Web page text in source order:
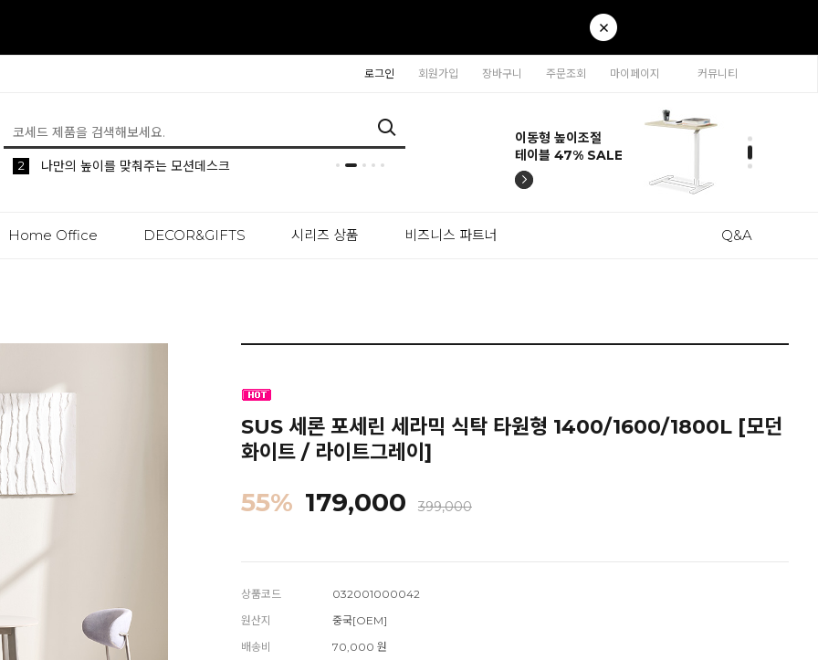
로그인 회원가입 장바구니 주문조회 마이페이지 커뮤니티
5 생활 속 편리한 이동식 사이드 테이블 시리즈
1 공간분리 인테리어의 시작 파티션
2 나만의 높이를 맞춰주는 모션데스크
티나 인테리어의자
57% SALE
카라 연결형책장
65% SALE
이동형 높이조절
테이블 47% SALE
티나 인테리어의자
57% SALE
카라 연결형책장
65% SALE
Home Office DECOR&GIFTS 시리즈 상품 비즈니스 파트너 Q&A
SUS 세론 포세린 세라믹 식탁 타원형 1400/1600/1800L [모던
화이트 / 라이트그레이]
55% 179,000 399,000
상품코드
032001000042
원산지
중국[OEM]
배송비
70,000 원